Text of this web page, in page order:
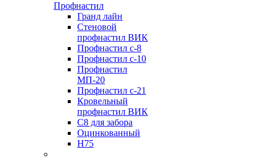
Профнастил
Гранд лайн
Стеновой
профнастил ВИК
Профнастил с-8
Профнастил с-10
Профнастил
МП-20
Профнастил с-21
Кровельный
профнастил ВИК
С8 для забора
Оцинкованный
Н75